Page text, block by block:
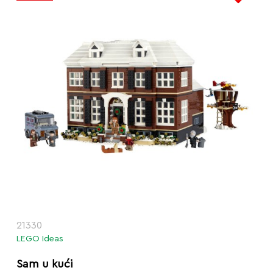
21330
LEGO Ideas
Sam u kući